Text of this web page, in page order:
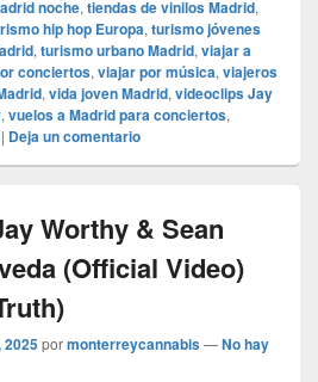
noche, tiendas de vinilos Madrid,
hip hop Europa, turismo jóvenes
, turismo urbano Madrid, viajar a
conciertos, viajar por música, viajeros
, vida joven Madrid, videoclips Jay
, vuelos a Madrid para conciertos,
| Deja un comentario
Worthy & Sean
(Official Video)
2025pormonterreycannabis—No hay